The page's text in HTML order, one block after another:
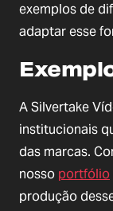
exemplos de
adaptar esse
A Silvertake
institucionais
das marcas.
nosso portfólio
produção